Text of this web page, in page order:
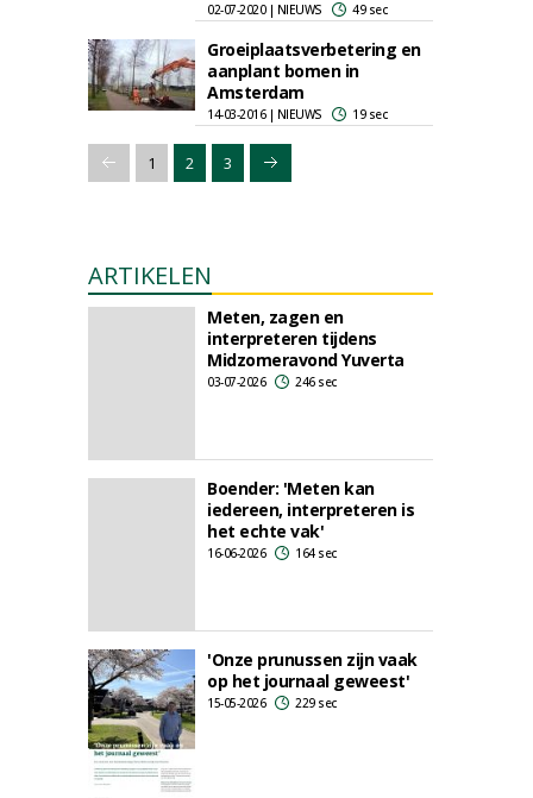
02-07-2020 | NIEUWS 49 sec
Groeiplaatsverbetering en
aanplant bomen in
Amsterdam
14-03-2016 | NIEUWS 19 sec
1 2 3
ARTIKELEN
Meten, zagen en
interpreteren tijdens
Midzomeravond Yuverta
03-07-2026 246 sec
Boender: 'Meten kan
iedereen, interpreteren is
het echte vak'
16-06-2026 164 sec
'Onze prunussen zijn vaak
op het journaal geweest'
15-05-2026 229 sec